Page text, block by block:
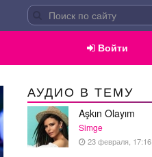
Войти
АУДИО В ТЕМУ
Aşkın Olayım
Simge
23 февраля, 17:16